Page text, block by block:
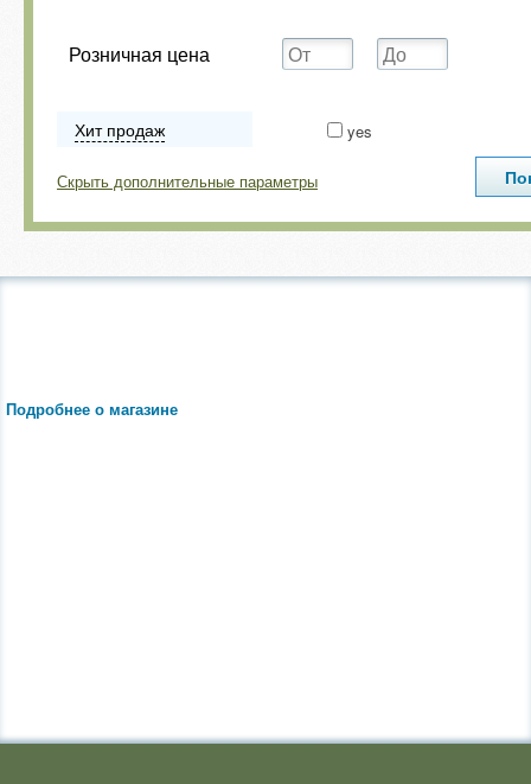
Розничная цена
Хит продаж yes
Скрыть дополнительные параметры
Подробнее о магазине